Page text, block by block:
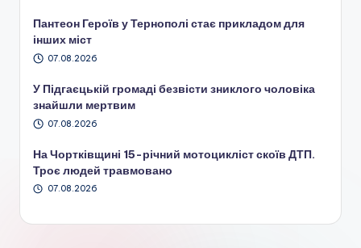
Пантеон Героїв у Тернополі стає прикладом для
інших міст
07.08.2026
У Підгаєцькій громаді безвісти зниклого чоловіка
знайшли мертвим
07.08.2026
На Чортківщині 15-річний мотоцикліст скоїв ДТП.
Троє людей травмовано
07.08.2026